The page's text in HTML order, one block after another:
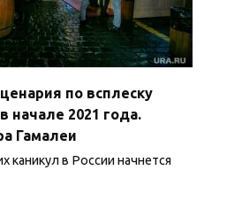
по всплеску
начале 2021 года.
Гамалеи
каникул в России начнется